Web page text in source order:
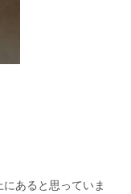
あると思っていま